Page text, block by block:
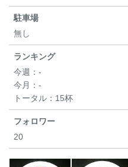
駐車場
無し
ランキング
今週： -
今月： -
トータル： 15杯
フォロワー
20